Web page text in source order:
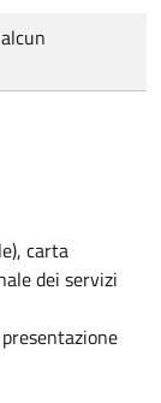
carta
dei servizi